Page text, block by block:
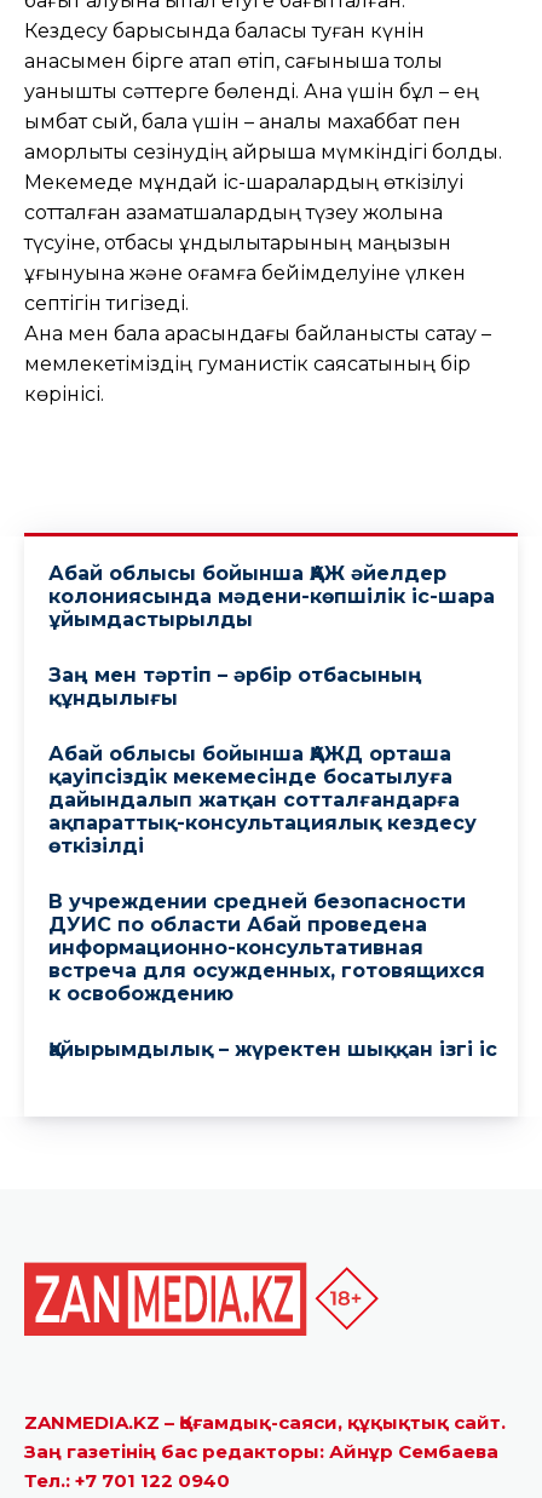
ZANMEDIA.KZ – Қоғамдық-саяси, құқықтық сайт.
Заң газетінің бас редакторы: Айнұр Сембаева
Тел.: +7 701 122 0940